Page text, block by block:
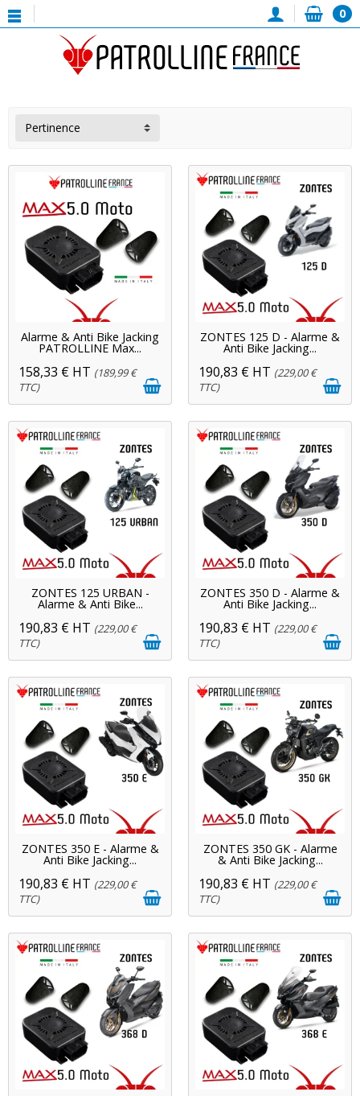
0
Pertinence
Alarme & Anti Bike Jacking
PATROLLINE Max...
158,33 € HT (189,99 €
TTC)
ZONTES 125 D - Alarme &
Anti Bike Jacking...
190,83 € HT (229,00 €
TTC)
ZONTES 125 URBAN -
Alarme & Anti Bike...
190,83 € HT (229,00 €
TTC)
ZONTES 350 D - Alarme &
Anti Bike Jacking...
190,83 € HT (229,00 €
TTC)
ZONTES 350 E - Alarme &
Anti Bike Jacking...
190,83 € HT (229,00 €
TTC)
ZONTES 350 GK - Alarme
& Anti Bike Jacking...
190,83 € HT (229,00 €
TTC)